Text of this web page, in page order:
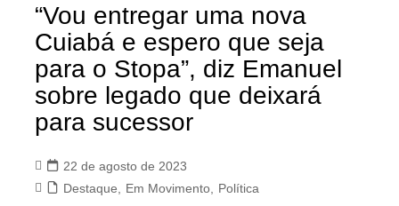
“Vou entregar uma nova
Cuiabá e espero que seja
para o Stopa”, diz Emanuel
sobre legado que deixará
para sucessor
22 de agosto de 2023
Destaque
Em Movimento, Política